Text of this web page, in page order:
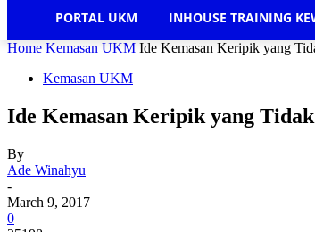
PORTAL UKM INHOUSE TRAINING
Home Kemasan UKM Ide Kemasan Keripik yang
Kemasan UKM
Ide Kemasan Keripik yang
By
Ade Winahyu
-
March 9, 2017
0